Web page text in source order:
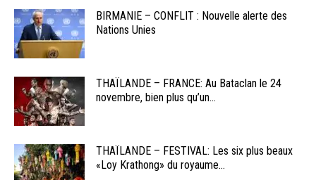
BIRMANIE – CONFLIT : Nouvelle alerte des
Nations Unies
THAÏLANDE – FRANCE: Au Bataclan le 24
novembre, bien plus qu’un...
THAÏLANDE – FESTIVAL: Les six plus beaux
«Loy Krathong» du royaume...